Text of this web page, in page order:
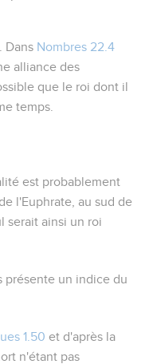
. Dans Nombres 22.4
alliance des
que le roi dont il
temps.
est probablement
l'Euphrate, au sud de
serait ainsi un roi
présente un indice du
1.50 et d'après la
n'étant pas